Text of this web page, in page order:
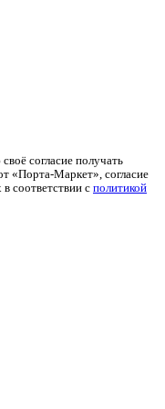
согласие получать
«Порта-Маркет», согласие
соответствии с политикой